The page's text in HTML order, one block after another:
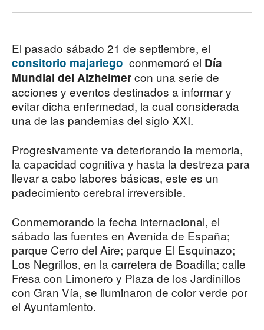
El pasado sábado 21 de septiembre, el
consitorio majariego conmemoró el Día
Mundial del Alzheimercon una serie de
acciones y eventos destinados a informar y
evitar dicha enfermedad, la cual considerada
una de las pandemias del siglo XXI.
Progresivamente va deteriorando la memoria,
la capacidad cognitiva y hasta la destreza para
llevar a cabo labores básicas, este es un
padecimiento cerebral irreversible.
Conmemorando la fecha internacional, el
sábado las fuentes en Avenida de España;
parque Cerro del Aire; parque El Esquinazo;
Los Negrillos, en la carretera de Boadilla; calle
Fresa con Limonero y Plaza de los Jardinillos
con Gran Vía, se iluminaron de color verde por
el Ayuntamiento.